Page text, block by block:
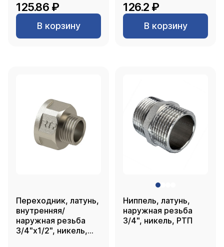
125.86 ₽
В корзину
126.2 ₽
В корзину
Переходник, латунь,
внутренняя/
наружная резьба
3/4"х1/2", никель,
Ниппель, латунь,
наружная резьба
3/4", никель, РТП